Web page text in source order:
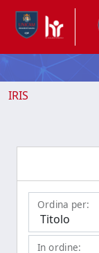
IRIS
Ordina per:
In ordine: